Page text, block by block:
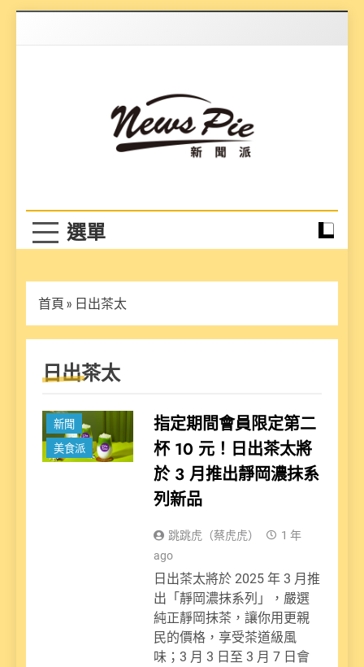
首頁 » 日出茶太
日出茶太
新聞
美食派
指定期間會員限定第二
杯 10 元！日出茶太將
於 3 月推出靜岡濃抹系
列新品
跳跳虎（蔡虎虎）
1 年
ago
日出茶太將於 2025 年 3 月推
出「靜岡濃抹系列」，嚴選
純正靜岡抹茶，讓你用更親
民的價格，享受茶道級風
味；3 月 3 日至 3 月 7 日會